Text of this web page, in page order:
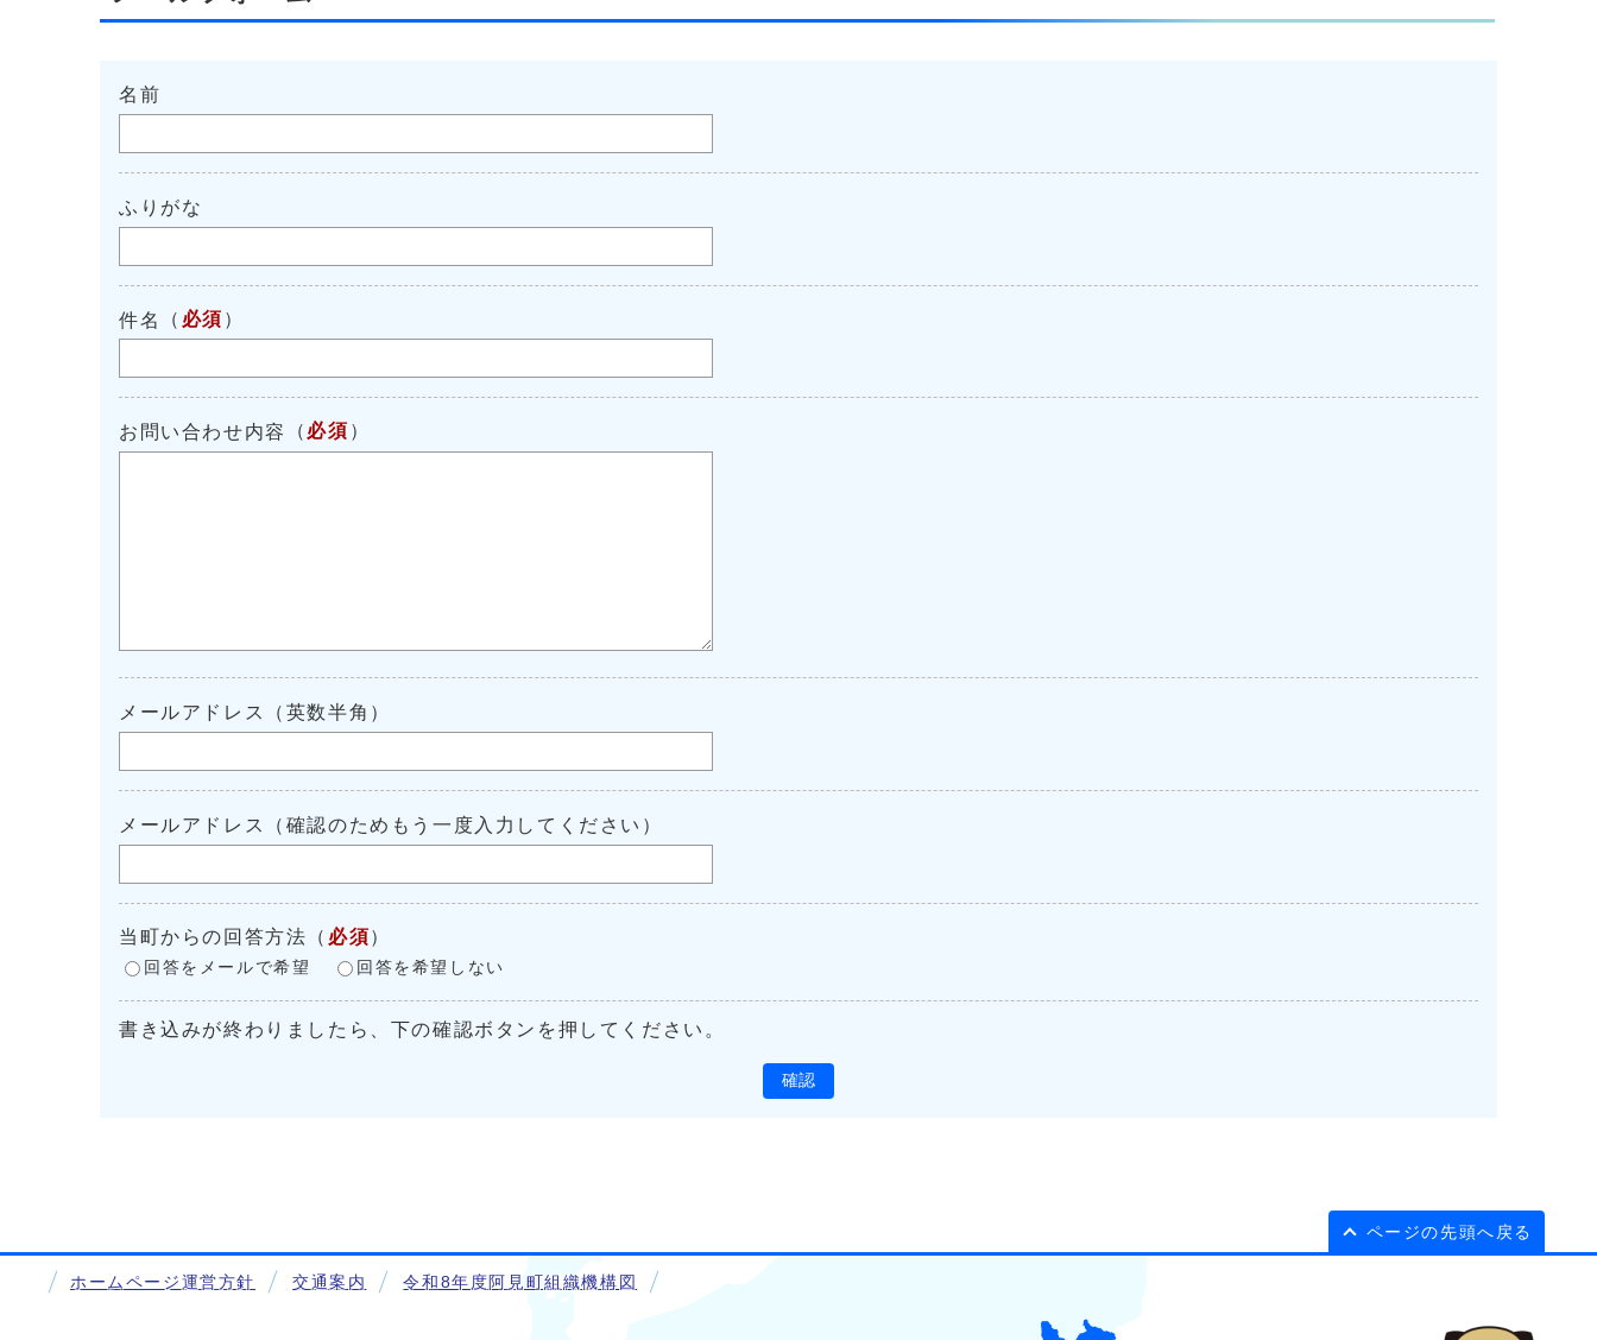
名前
ふりがな
件名 （ 必須 ）
お問い合わせ内容 （ 必須 ）
メールアドレス（英数半角）
メールアドレス（確認のためもう一度入力してください）
当町からの回答方法 （ 必須）
回答をメールで希望 回答を希望しない
書き込みが終わりましたら、下の確認ボタンを押してください。
確認
ページの先頭へ戻る
ホームページ運営方針 交通案内 令和8年度阿見町組織機構図